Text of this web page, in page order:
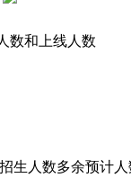
数和上线人数
人数多余预计